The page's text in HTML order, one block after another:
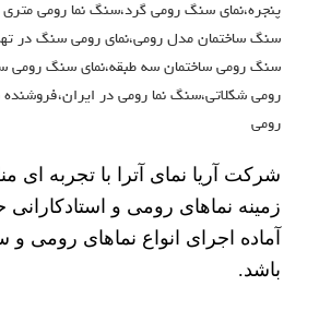
پنجره،نمای سنگ رومی گرد،سنگ نما رومی متری
سنگ ساختمان مدل رومی،نمای رومی سنگ در
سنگ رومی ساختمان سه طبقه،نمای سنگ رومی
رومی شکلاتی،سنگ نما رومی در
رومی
شرکت آریا نمای آترا با تجربه ای
زمینه نماهای رومی و
آماده اجرای انواع نماهای رومی
باشد.